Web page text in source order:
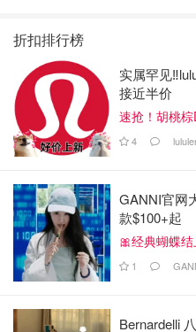
折扣排行榜
实属罕见
接近半价
速抢！胡桃
4
GANNI官网
款$100+起
🎀经典蝴蝶
1
Bernardelli